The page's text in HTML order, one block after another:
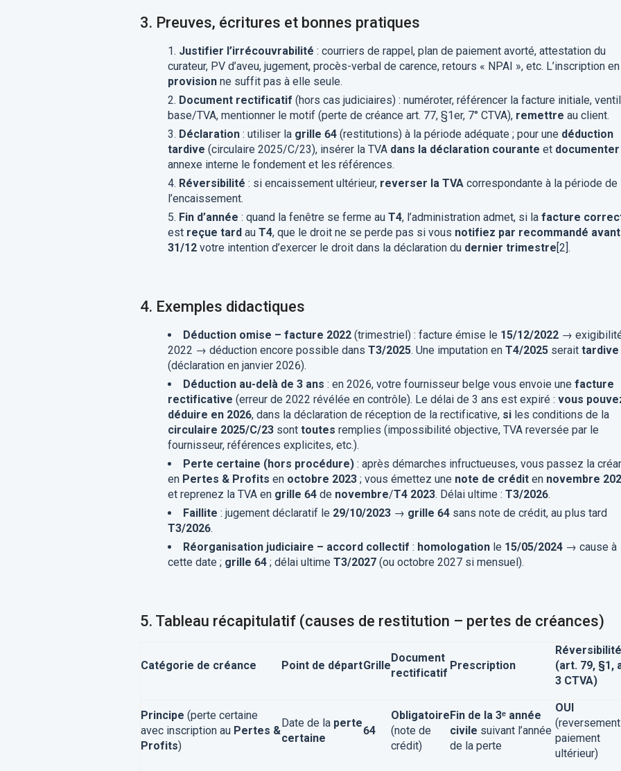
3. Preuves, écritures et bonnes pratiques
Justifier l’irrécouvrabilité : courriers de rappel, plan de paiement avorté, attestation du
curateur, PV d’aveu, jugement, procès-verbal de carence, retours « NPAI », etc. L’inscription en
provisionne suffit pas à elle seule.
Document rectificatif (hors cas judiciaires) : numéroter, référencer la facture initiale,
base/TVA, mentionner le motif (perte de créance art. 77, §1er, 7° CTVA), remettre au client.
Déclaration: utiliser la grille 64(restitutions) à la période adéquate ; pour une déduction
tardive (circulaire 2025/C/23), insérer la TVA dans la déclaration courante et documenter
annexe interne le fondement et les références.
Réversibilité : si encaissement ultérieur, reverser la TVAcorrespondante à la période de
l’encaissement.
Fin d’année : quand la fenêtre se ferme au T4, l’administration admet, si la facture
est reçue tardau T4, que le droit ne se perde pas si vous notifiez par recommandé
31/12votre intention d’exercer le droit dans la déclaration du dernier trimestre[2].
4. Exemples didactiques
Déduction omise – facture 2022(trimestriel) : facture émise le 15/12/2022→
2022 → déduction encore possible dans T3/2025. Une imputation en T4/2025serait tardive
(déclaration en janvier 2026).
Déduction au-delà de 3 ans : en 2026, votre fournisseur belge vous envoie une facture
rectificative (erreur de 2022 révélée en contrôle). Le délai de 3 ans est expiré : vous
déduire en 2026, dans la déclaration de réception de la rectificative, siles conditions de la
circulaire 2025/C/23sont toutes remplies (impossibilité objective, TVA reversée par le
fournisseur, références explicites, etc.).
Perte certaine (hors procédure): après démarches infructueuses, vous passez la
en Pertes & Profits en octobre 2023; vous émettez une note de créditen novembre
et reprenez la TVA en grille 64de novembre/T4 2023. Délai ultime : T3/2026.
Faillite : jugement déclaratif le 29/10/2023→ grille 64sans note de crédit, au plus tard
T3/2026.
Réorganisation judiciaire – accord collectif : homologationle 15/05/2024→ cause à
cette date ; grille 64; délai ultime T3/2027(ou octobre 2027 si mensuel).
5. Tableau récapitulatif (causes de restitution – pertes de créances)
Catégorie de créance Point de départGrille
Document
rectificatif
Prescription
Réversibilité
(art. 79, §1,
3 CTVA)
Principe (perte certaine
avec inscription au Pertes &
Profits)
Date de la perte
certaine
64
Obligatoire
(note de
crédit)
Fin de la 3ᵉ année
civile suivant l’année
de la perte
OUI
paiement
ultérieur)